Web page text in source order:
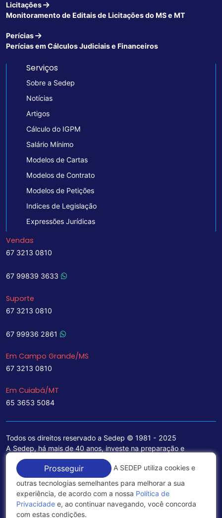
Licitações
Monitoramento de Editais de Licitações do MS e MT
Perícias
Perícias em Cálculos Judiciais e Financeiros
Serviços
Sobre a Sedep
Notícias
Artigos
Cálculo do IGPM
Salário Mínimo
Modelos de Cartas
Modelos de Contrato
Modelos de Petições
Indices de Legislação
Expressões Jurídicas
Vendas
67 3213 0810
67 99839 3633
Suporte
67 3213 0810
67 99936 2861
Em Campo Grande/MS
67 3213 0810
Em Cuiabá/MT
65 3653 5084
Todos os direitos reservado a Sedep © 1981 - 2025
A Sedep, há mais de 40 anos, investe na preparação e
treinamento de funcionários e na aquisição de tecnologia de
ponta para a ampliação de seu portfólio de serviços voltados
para a área jurídica, que contemplam informações seguras e
excelentes soluções empresariais.
Política de Privacidade
Prosseguir
A SEDEP utiliza cookies e
outras tecnologias semelhantes para melhorar a sua
experiência, de acordo com a nossa Política de
Privacidade e, ao continuar navegando, você concorda
com estas condições.